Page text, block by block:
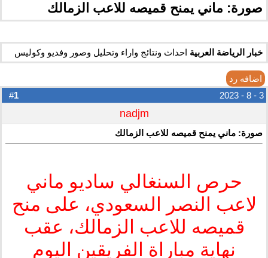
صورة: ماني يمنح قميصه للاعب الزمالك
خبار الرياضة العربية احداث ونتائج واراء وتحليل وصور وفديو وكوليس
اضافه رد
1 3 - 8 - 2023
nadjm
صورة: ماني يمنح قميصه للاعب الزمالك
حرص السنغالي ساديو ماني
لاعب النصر السعودي، على منح
قميصه للاعب الزمالك، عقب
نهاية مباراة الفريقين اليوم